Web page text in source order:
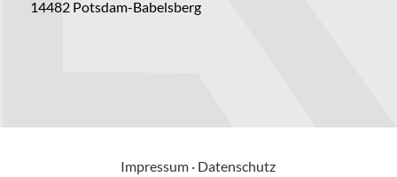
14482 Potsdam-Babelsberg
Impressum · Datenschutz